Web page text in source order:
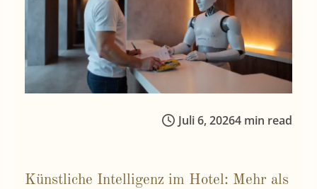
Juli 6, 20264 min read
Künstliche Intelligenz im Hotel: Mehr als